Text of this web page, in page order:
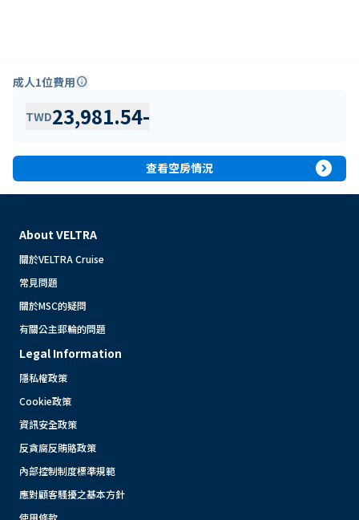
成人1位費用info
TWD23,981.54-
查看空房情況 expand_circle_right
About VELTRA
關於VELTRA Cruise
常見問題
關於MSC的疑問
有關公主郵輪的問題
Legal Information
隱私權政策
Cookie政策
資訊安全政策
反貪腐反賄賂政策
內部控制制度標準規範
應對顧客騷擾之基本方針
使用條款